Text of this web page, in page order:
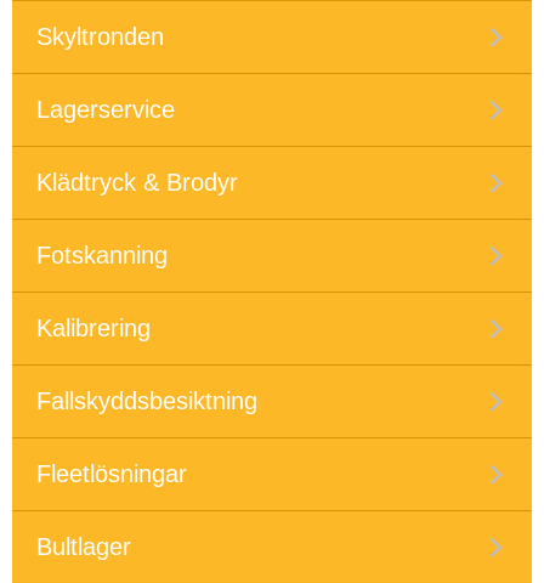
Skyltronden
Lagerservice
Klädtryck & Brodyr
Fotskanning
Kalibrering
Fallskyddsbesiktning
Fleetlösningar
Bultlager